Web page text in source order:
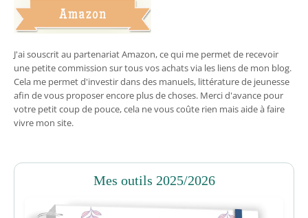
J'ai souscrit au partenariat Amazon, ce qui me permet de recevoir
une petite commission sur tous vos achats via les liens de mon blog.
Cela me permet d'investir dans des manuels, littérature de jeunesse
afin de vous proposer encore plus de choses. Merci d'avance pour
votre petit coup de pouce, cela ne vous coûte rien mais aide à faire
vivre mon site.
Mes outils 2025/2026